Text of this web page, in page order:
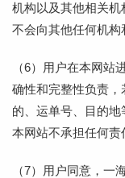
机构以及其他相关
不会向其他任何机构
（6）用户在本网站
确性和完整性负责
的、运单号、目的
本网站不承担任何责
（7）用户同意，一